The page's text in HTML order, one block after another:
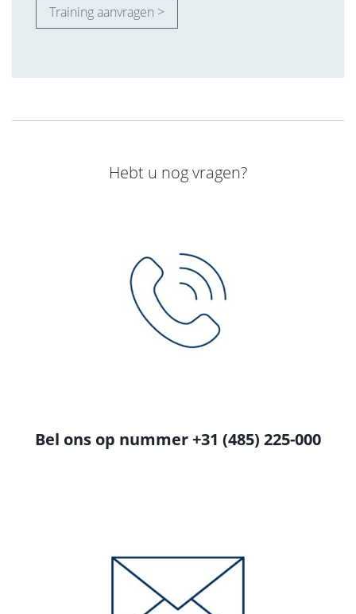
Training aanvragen >
Hebt u nog vragen?
Bel ons op nummer +31 (485) 225-000